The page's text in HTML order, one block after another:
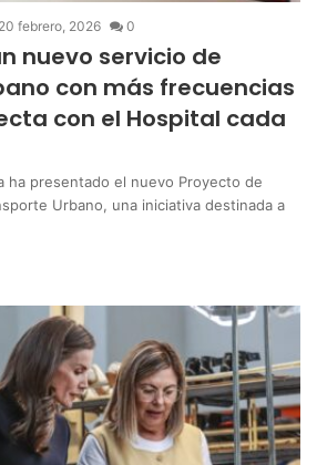
20 febrero, 2026 0
nuevo servicio de
con más frecuencias
con el Hospital cada
ha presentado el nuevo Proyecto de
Urbano, una iniciativa destinada a